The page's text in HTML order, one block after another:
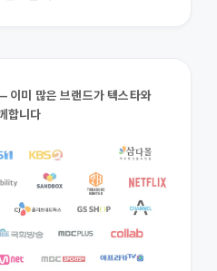
이미 많은 브랜드가 텍스타와
합니다